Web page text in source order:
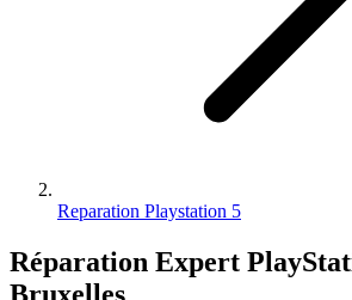
Reparation Playstation 5
Réparation Expert